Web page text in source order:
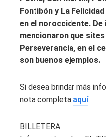
Fontibón y La
en el noroccidente. De
mencionaron que
Perseverancia, en el
son buenos ejemplos.
Si desea brindar más
nota completa aquí.
BILLETERA